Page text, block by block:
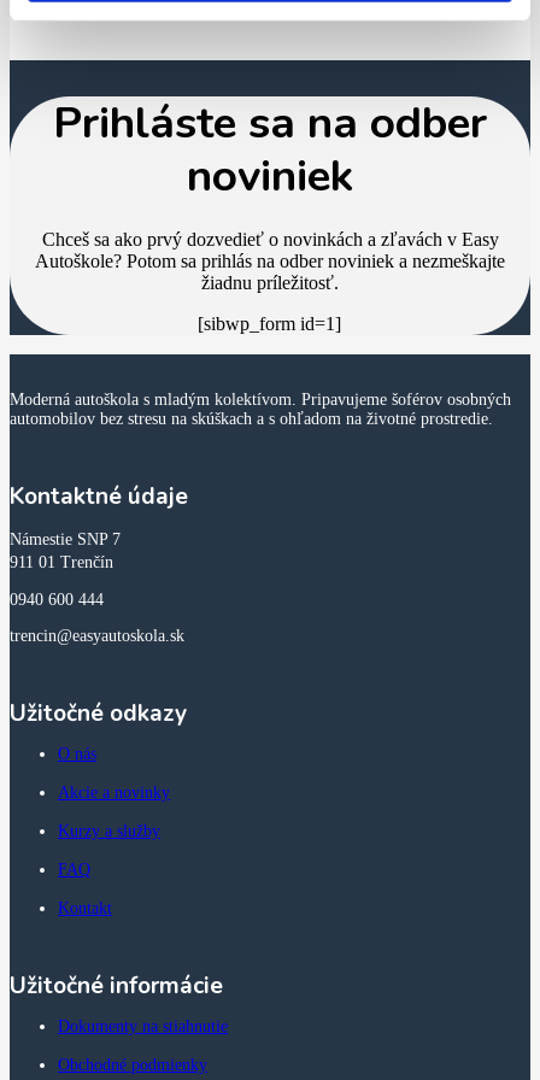
Prihláste sa na odber
noviniek
Chceš sa ako prvý dozvedieť o novinkách a zľavách v Easy
Autoškole? Potom sa prihlás na odber noviniek a nezmeškajte
žiadnu príležitosť.
[sibwp_form id=1]
Moderná autoškola s mladým kolektívom. Pripavujeme šoférov osobných
automobilov bez stresu na skúškach a s ohľadom na životné prostredie.
Kontaktné údaje
Námestie SNP 7
911 01 Trenčín
0940 600 444
trencin@easyautoskola.sk
Užitočné odkazy
O nás
Akcie a novinky
Kurzy a služby
FAQ
Kontakt
Užitočné informácie
Dokumenty na stiahnutie
Obchodné podmienky